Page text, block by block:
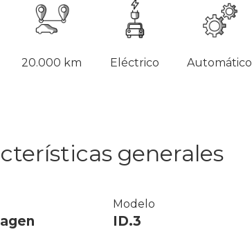
20.000 km Eléctrico Automático
generales
Modelo
ID.3